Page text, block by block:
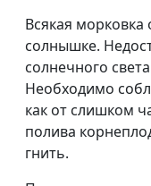
Всякая
солнышке.
солнечного
Необходимо
как от слишком
полива
гнить.